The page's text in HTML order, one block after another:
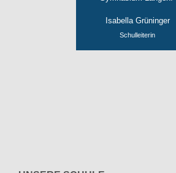
Isabella Grüninger
Schulleiterin